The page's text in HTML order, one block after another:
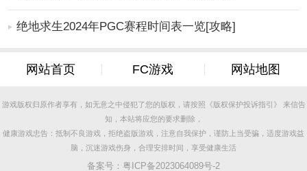
绝地求生2024年PGC赛程时间表一览[攻略]
网站首页 FC游戏 网站地图
游戏版权归原作者享有，如无意之中侵犯了您的版权，请按照《版权保护投诉指引》 来信告
知，本站将应您的要求删除，
健康游戏忠告：抵制不良游戏，拒绝盗版游戏，注意自我保护，谨防上当受骗，适度游戏益
脑，沉迷游戏伤身，合理安排时间，享受健康生活
备案号： 粤ICP备2023064089号-2